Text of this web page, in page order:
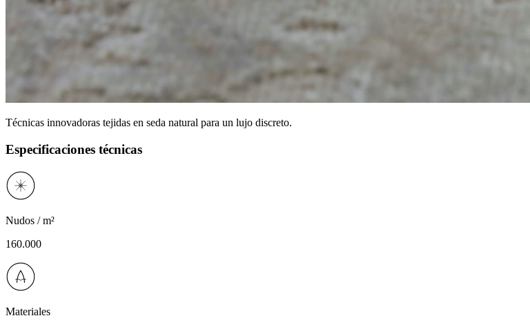
Técnicas innovadoras tejidas en seda natural para un lujo discreto.
Especificaciones técnicas
Nudos / m²
160.000
Materiales